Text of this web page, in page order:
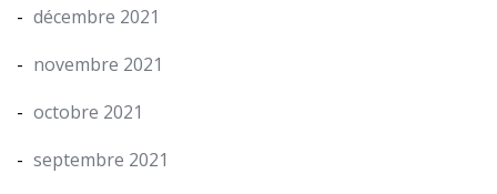
décembre 2021
novembre 2021
octobre 2021
septembre 2021